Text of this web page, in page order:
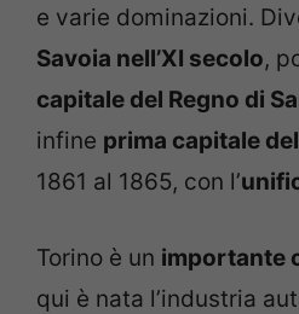
e varie dominazioni.
Savoia nell’XI secolo,
capitale del Regno di
infine prima capitale
1861 al 1865, con l’
Torino è un importante
qui è nata l’industria